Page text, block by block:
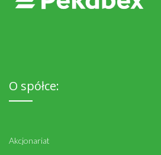
O spółce:
Akcjonariat